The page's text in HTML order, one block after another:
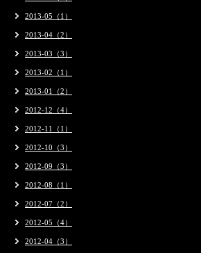
2013-05（1）
2013-04（2）
2013-03（3）
2013-02（1）
2013-01（2）
2012-12（4）
2012-11（1）
2012-10（3）
2012-09（3）
2012-08（1）
2012-07（2）
2012-05（4）
2012-04（3）